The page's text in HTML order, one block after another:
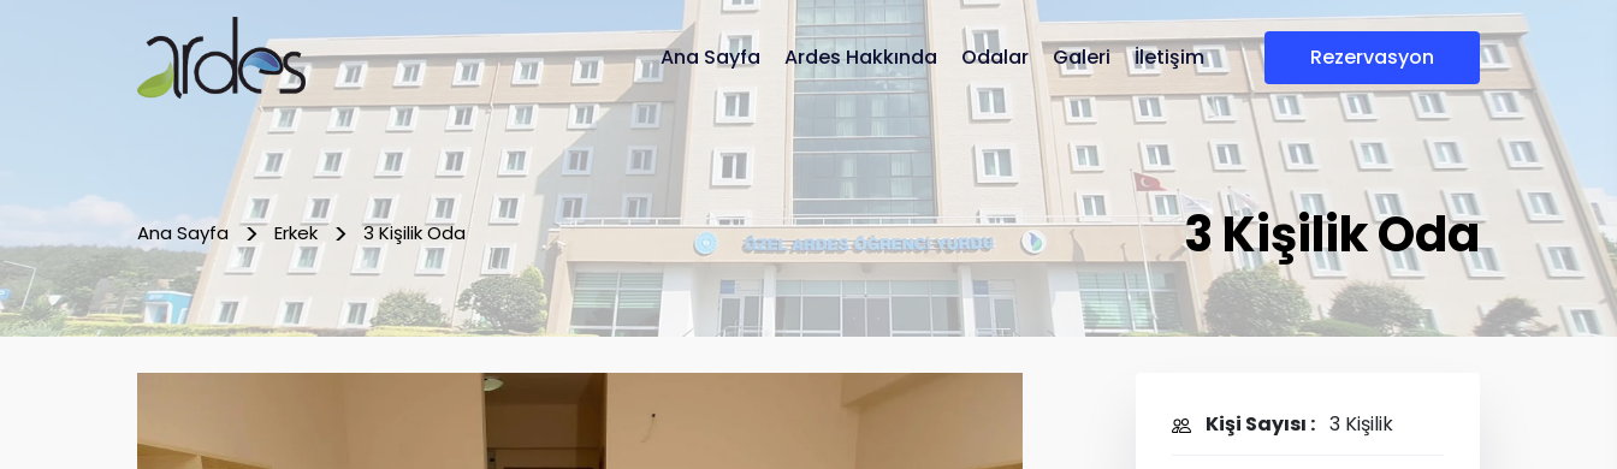
Ana Sayfa Ardes Hakkında Odalar Galeri İletişim rezervasyon
Ana Sayfa Erkek 3 Kişilik Oda 3 Kişilik Oda
Kişi Sayısı : 3 Kişilik